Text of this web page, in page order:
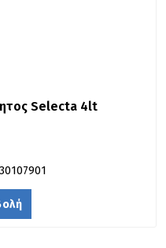
Selecta 4lt